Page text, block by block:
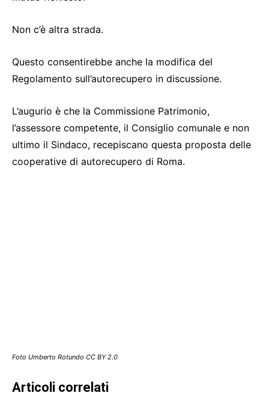
Non c’è altra strada.
Questo consentirebbe anche la modifica del
Regolamento sull’autorecupero in discussione.
L’augurio è che la Commissione Patrimonio,
l’assessore competente, il Consiglio comunale e non
ultimo il Sindaco, recepiscano questa proposta delle
cooperative di autorecupero di Roma.
Foto Umberto Rotundo CC BY 2.0
Articoli correlati